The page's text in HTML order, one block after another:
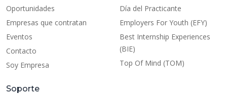
Oportunidades
Empresas que contratan
Eventos
Contacto
Soy Empresa
Día del Practicante
Employers For Youth (EFY)
Best Internship Experiences
(BIE)
Top Of Mind (TOM)
Soporte